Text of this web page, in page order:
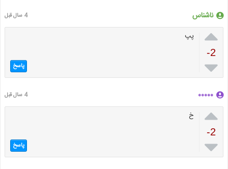
ناشناس 4 سال قبل

-2

پپ
پاسخ
۰۰۰۰۰ 4 سال قبل

-2

خ
پاسخ